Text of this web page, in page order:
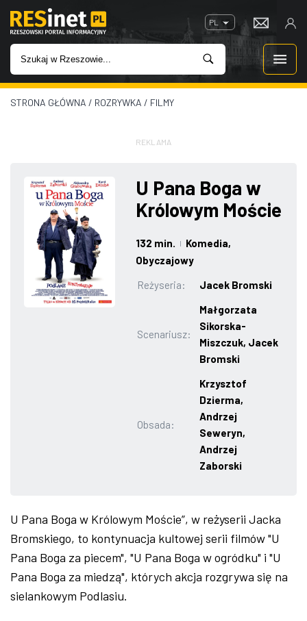
PL
WIADOMOŚCI
IMPREZY
ROZRYWKA
W KINACH
GASTRONOMIA
STRONA GŁÓWNA / ROZRYWKA / FILMY
REKLAMA
U Pana Boga w
Królowym Moście
132 min. | Komedia,
Obyczajowy
Reżyseria:
Jacek Bromski
Scenariusz:
Małgorzata
Sikorska-
Miszczuk, Jacek
Bromski
Obsada:
Krzysztof
Dzierma,
Andrzej
Seweryn,
Andrzej
Zaborski
U Pana Boga w Królowym Moście”, w reżyserii Jacka
Bromskiego, to kontynuacja kultowej serii filmów "U
Pana Boga za piecem", "U Pana Boga w ogródku" i "U
Pana Boga za miedzą", których akcja rozgrywa się na
sielankowym Podlasiu.